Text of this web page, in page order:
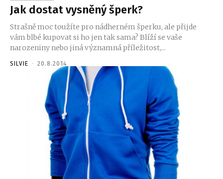
Jak dostat vysněný šperk?
Strašně moc toužíte pro nádherném šperku, ale přijde
vám blbé kupovat si ho jen tak sama? Blíží se vaše
narozeniny nebo jiná významná příležitost,...
SILVIE - 20.8.2014